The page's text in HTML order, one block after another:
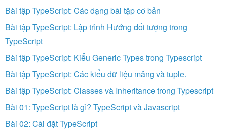
Bài tập TypeScript: Các dạng bài tập cơ bản
Bài tập TypeScript: Lập trình Hướng đối tượng trong
TypeScript
Bài tập TypeScript: Kiểu Generic Types trong Typescript
Bài tập TypeScript: Các kiểu dữ liệu mảng và tuple.
Bài tập TypeScript: Classes và Inheritance trong Typescript
Bài 01: TypeScript là gì? TypeScript và Javascript
Bài 02: Cài đặt TypeScript